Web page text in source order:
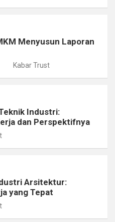
Menyusun Laporan
Kabar Trust
Industri:
dan Perspektifnya
Arsitektur:
yang Tepat